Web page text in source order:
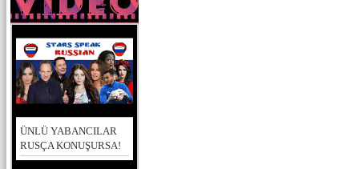
ÜNLÜ YABANCILAR
RUSÇA KONUŞURSA!